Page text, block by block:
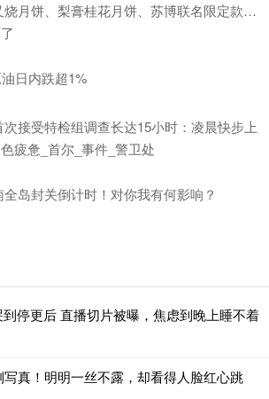
烧月饼、梨膏桂花月饼、苏博联名限定款…
日内跌超1%
接受特检组调查长达15小时：凌晨快步上
疲惫_首尔_事件_警卫处
岛封关倒计时！对你我有何影响？
停更后 直播切片被曝，焦虑到晚上睡不着
真！明明一丝不露，却看得人脸红心跳